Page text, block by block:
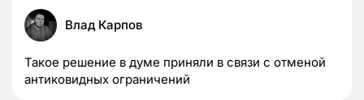
Влад Карпов
Такое решение в думе приняли в связи с отменой
антиковидных ограничений